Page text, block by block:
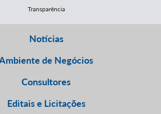
Transparência
Notícias
de Negócios
Consultores
Editais e Licitações